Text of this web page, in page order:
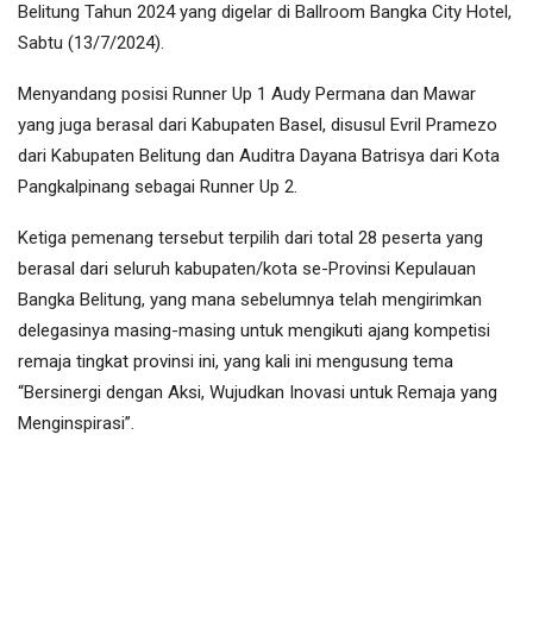
Belitung Tahun 2024 yang digelar di Ballroom Bangka City Hotel,
Sabtu (13/7/2024).
Menyandang posisi Runner Up 1 Audy Permana dan Mawar
yang juga berasal dari Kabupaten Basel, disusul Evril Pramezo
dari Kabupaten Belitung dan Auditra Dayana Batrisya dari Kota
Pangkalpinang sebagai Runner Up 2.
Ketiga pemenang tersebut terpilih dari total 28 peserta yang
berasal dari seluruh kabupaten/kota se-Provinsi Kepulauan
Bangka Belitung, yang mana sebelumnya telah mengirimkan
delegasinya masing-masing untuk mengikuti ajang kompetisi
remaja tingkat provinsi ini, yang kali ini mengusung tema
“Bersinergi dengan Aksi, Wujudkan Inovasi untuk Remaja yang
Menginspirasi”.